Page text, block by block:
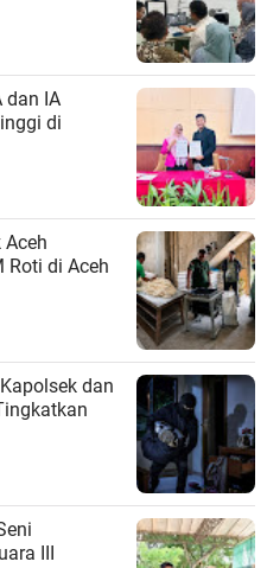
dan IA
di
Roti di Aceh
dan
III